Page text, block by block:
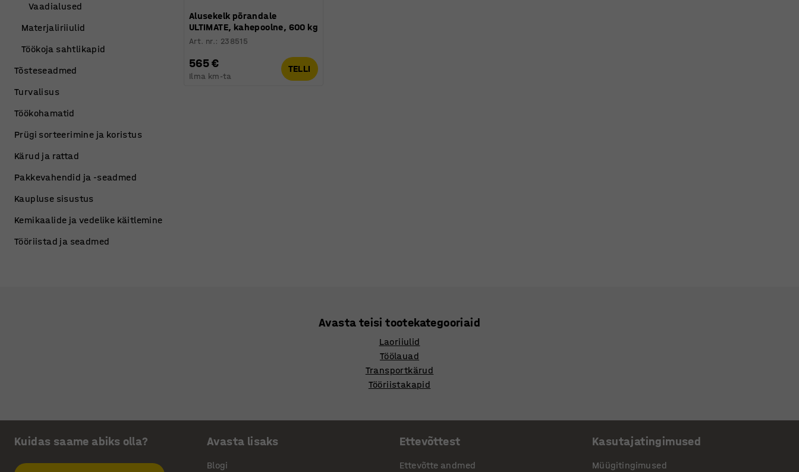
Alusekelk põrandale
ULTIMATE, kahepoolne, 600 kg
Art. nr.: 238515
565 €
Ilma km-ta
TELLI
Vaadialused
Materjaliriiulid
Töökoja sahtlikapid
Tõsteseadmed
Turvalisus
Töökohamatid
Prügi sorteerimine ja koristus
Kärud ja rattad
Pakkevahendid ja -seadmed
Kaupluse sisustus
Kemikaalide ja vedelike käitlemine
Tööriistad ja seadmed
Avasta teisi tootekategooriaid
Laoriiulid
Töölauad
Transportkärud
Tööriistakapid
Kuidas saame abiks olla? Avasta lisaks
Blogi
Ettevõttest
Ettevõtte andmed
Kasutajatingimused
Müügitingimused